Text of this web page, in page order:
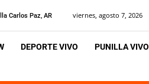
Carlos Paz, AR viernes, agosto 7, 2026
DEPORTE VIVO PUNILLA VIVO